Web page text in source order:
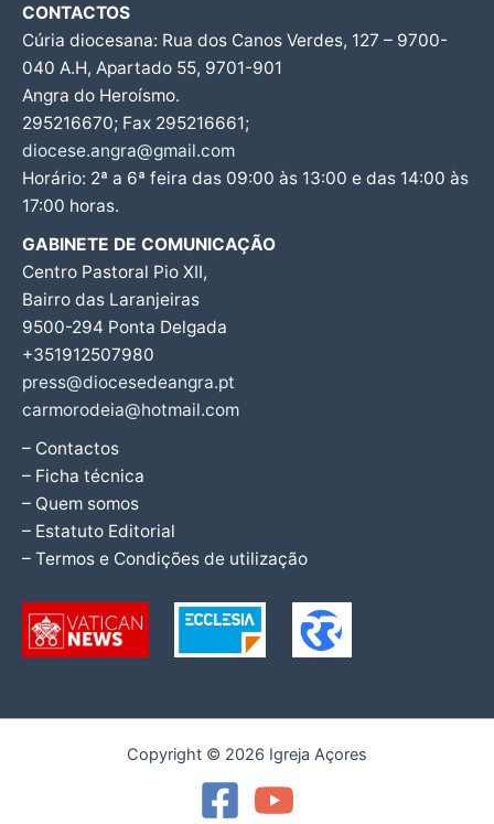
CONTACTOS
Cúria diocesana: Rua dos Canos Verdes, 127 – 9700-
040 A.H, Apartado 55, 9701-901
Angra do Heroísmo.
295216670; Fax 295216661;
diocese.angra@gmail.com
Horário: 2ª a 6ª feira das 09:00 às 13:00 e das 14:00 às
17:00 horas.
GABINETE DE COMUNICAÇÃO
Centro Pastoral Pio XII,
Bairro das Laranjeiras
9500-294 Ponta Delgada
+351912507980
press@diocesedeangra.pt
carmorodeia@hotmail.com
– Contactos
– Ficha técnica
– Quem somos
– Estatuto Editorial
– Termos e Condições de utilização
Copyright © 2026 Igreja Açores